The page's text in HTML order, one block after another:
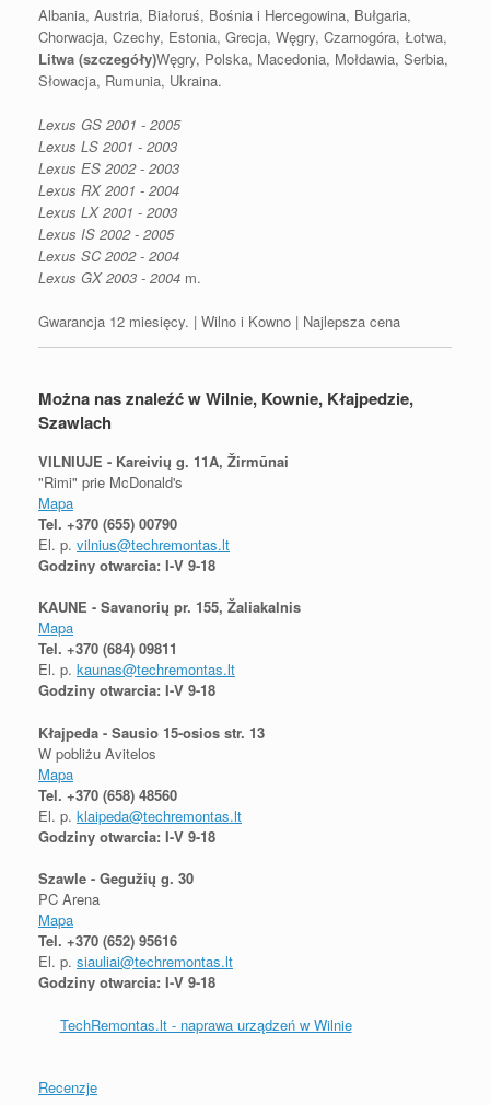
Albania, Austria, Białoruś, Bośnia i Hercegowina, Bułgaria,
Chorwacja, Czechy, Estonia, Grecja, Węgry, Czarnogóra, Łotwa,
Litwa (szczegóły)Węgry, Polska, Macedonia, Mołdawia, Serbia,
Słowacja, Rumunia, Ukraina.
Lexus GS 2001 - 2005
Lexus LS 2001 - 2003
Lexus ES 2002 - 2003
Lexus RX 2001 - 2004
Lexus LX 2001 - 2003
Lexus IS 2002 - 2005
Lexus SC 2002 - 2004
Lexus GX 2003 - 2004 m.
Gwarancja 12 miesięcy. | Wilno i Kowno | Najlepsza cena
Można nas znaleźć w Wilnie, Kownie, Kłajpedzie,
Szawlach
VILNIUJE - Kareivių g. 11A, Žirmūnai
"Rimi" prie McDonald's
Mapa
Tel. +370 (655) 00790
El. p. vilnius@techremontas.lt
Godziny otwarcia: I-V 9-18
KAUNE - Savanorių pr. 155, Žaliakalnis
Mapa
Tel. +370 (684) 09811
El. p. kaunas@techremontas.lt
Godziny otwarcia: I-V 9-18
Kłajpeda - Sausio 15-osios str. 13
W pobliżu Avitelos
Mapa
Tel. +370 (658) 48560
El. p. klaipeda@techremontas.lt
Godziny otwarcia: I-V 9-18
Szawle - Gegužių g. 30
PC Arena
Mapa
Tel. +370 (652) 95616
El. p. siauliai@techremontas.lt
Godziny otwarcia: I-V 9-18
TechRemontas.lt - naprawa urządzeń w Wilnie
Recenzje